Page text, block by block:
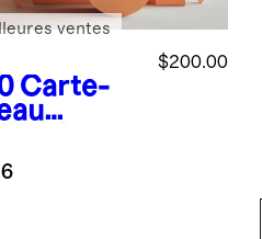
Carte-
$200.00
ventes